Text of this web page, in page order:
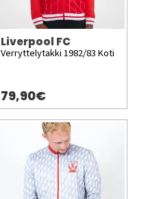
Liverpool FC
Verryttelytakki 1982/83 Koti
79,90€